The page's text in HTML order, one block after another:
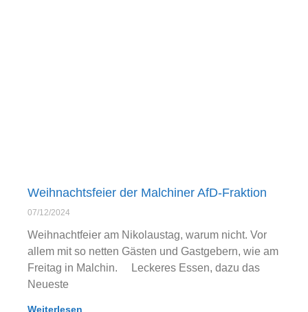
Weihnachtsfeier der Malchiner AfD-Fraktion
07/12/2024
Weihnachtfeier am Nikolaustag, warum nicht. Vor
allem mit so netten Gästen und Gastgebern, wie am
Freitag in Malchin. Leckeres Essen, dazu das
Neueste
Weiterlesen